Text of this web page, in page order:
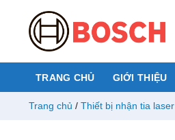
TRANG CHỦ GIỚI THIỆU
Trang chủ / Thiết bị nhận tia laser